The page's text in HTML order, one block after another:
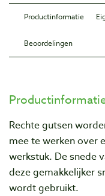
Productinformatie
Beoordelingen
Rechte gutsen
mee te werken over
werkstuk. De snede
deze gemakkelijker
wordt gebruikt.